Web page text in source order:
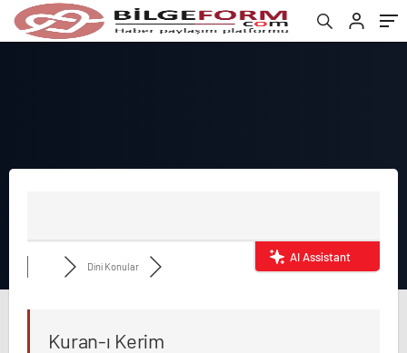
AI Assistant
Dini Konular
Kuran-ı Kerim